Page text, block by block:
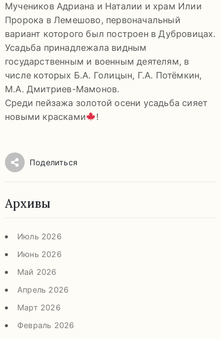
Мучеников Адриана и Наталии и храм Илии
Пророка в Лемешово, первоначальный
вариант которого был построен в Дубровицах.
Усадьба принадлежала видным
государственным и военным деятелям, в
числе которых Б.А. Голицын, Г.А. Потёмкин,
М.А. Дмитриев-Мамонов.
Среди пейзажа золотой осени усадьба сияет
новыми красками
!
Поделиться
Архивы
Июль 2026
Июнь 2026
Май 2026
Апрель 2026
Март 2026
Февраль 2026